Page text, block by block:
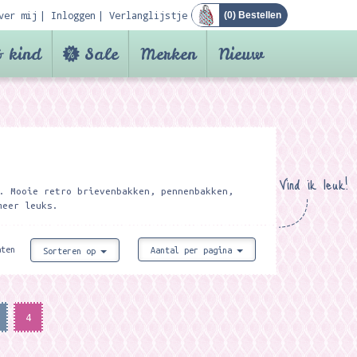
mij Inloggen Verlanglijstje (0) Bestellen
kind Sale Merken Nieuw
Vind ik leuk!
retro brievenbakken, pennenbakken,
leuks.
Sorteren op Aantal per pagina
4